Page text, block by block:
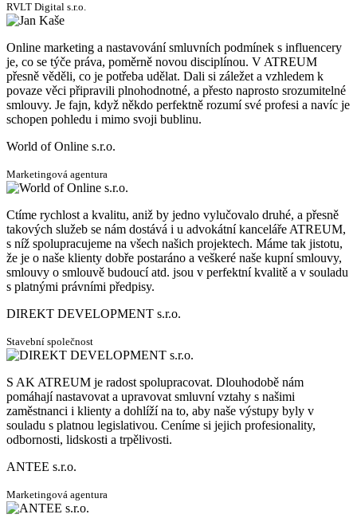
RVLT Digital s.r.o.
Online marketing a nastavování smluvních podmínek s influencery
je, co se týče práva, poměrně novou disciplínou. V ATREUM
přesně věděli, co je potřeba udělat. Dali si záležet a vzhledem k
povaze věci připravili plnohodnotné, a přesto naprosto srozumitelné
smlouvy. Je fajn, když někdo perfektně rozumí své profesi a navíc je
schopen pohledu i mimo svoji bublinu.
World of Online s.r.o.
Marketingová agentura
Ctíme rychlost a kvalitu, aniž by jedno vylučovalo druhé, a přesně
takových služeb se nám dostává i u advokátní kanceláře ATREUM,
s níž spolupracujeme na všech našich projektech. Máme tak jistotu,
že je o naše klienty dobře postaráno a veškeré naše kupní smlouvy,
smlouvy o smlouvě budoucí atd. jsou v perfektní kvalitě a v souladu
s platnými právními předpisy.
DIREKT DEVELOPMENT s.r.o.
Stavební společnost
S AK ATREUM je radost spolupracovat. Dlouhodobě nám
pomáhají nastavovat a upravovat smluvní vztahy s našimi
zaměstnanci i klienty a dohlíží na to, aby naše výstupy byly v
souladu s platnou legislativou. Ceníme si jejich profesionality,
odbornosti, lidskosti a trpělivosti.
ANTEE s.r.o.
Marketingová agentura